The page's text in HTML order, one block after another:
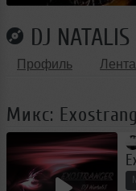
DJ
Профиль Лента
Микс: